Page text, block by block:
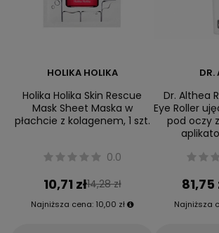
HOLIKA HOLIKA
Holika Holika Skin Rescue
Mask Sheet Maska w
płachcie z kolagenem, 1 szt.
0.0
10,71 zł14,28 zł
Najniższa cena: 10,00 zł
DR.
Dr. Althea
Eye Roller
pod oczy
81,75
Najniższa